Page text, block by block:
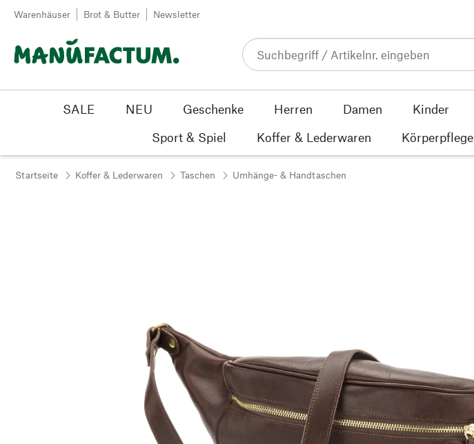
Zum Inhalt springen
Warenhäuser Brot & Butter Newsletter
SALE NEU Geschenke Herren Damen Kinder
Sport & Spiel
Koffer & Lederwaren Körperpflege
Startseite Koffer & Lederwaren Taschen Umhänge- & Handtaschen